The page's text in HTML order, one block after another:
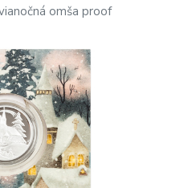
omša proof